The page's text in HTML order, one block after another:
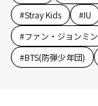
#Stray Kids #IU
#ファン・ジョンミン
#BTS(防弾少年団)